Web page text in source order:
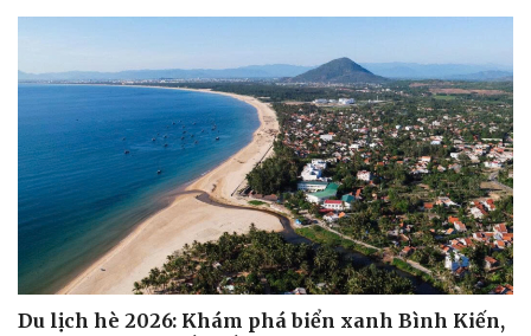
Du lịch hè 2026: Khám phá biển xanh Bình Kiến,